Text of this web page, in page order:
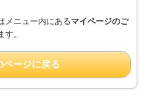
メニュー内にあるマイページのご
。
ページに戻る